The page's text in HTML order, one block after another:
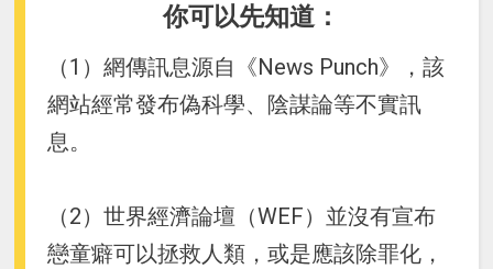
你可以先知道：
（1）網傳訊息源自《News Punch》，該
網站經常發布偽科學、陰謀論等不實訊
息。
（2）世界經濟論壇（WEF）並沒有宣布
戀童癖可以拯救人類，或是應該除罪化，